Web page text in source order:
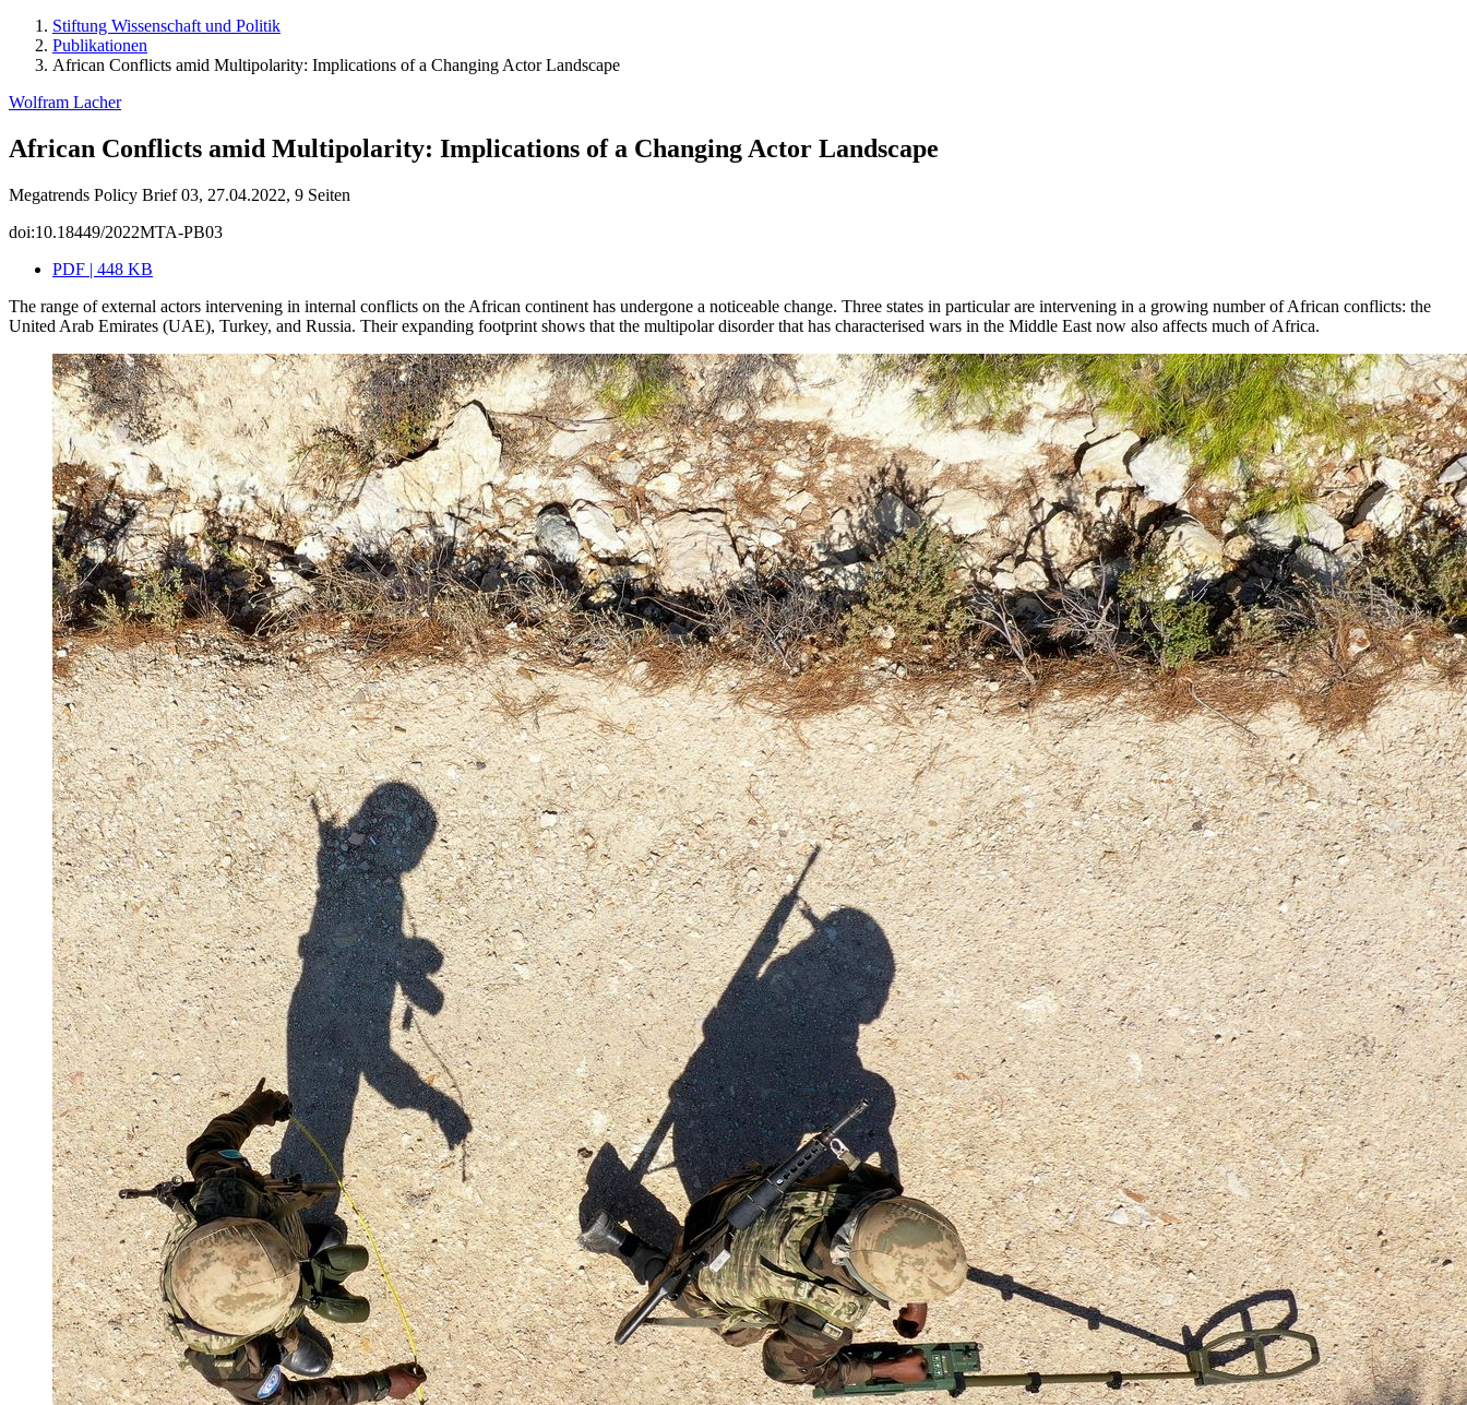
Stiftung Wissenschaft und Politik
Publikationen
African Conflicts amid Multipolarity: Implications of a Changing Actor Landscape
Wolfram Lacher
African Conflicts amid Multipolarity: Implications of a Changing Actor Landscape
Megatrends Policy Brief 03, 27.04.2022, 9 Seiten
doi:10.18449/2022MTA-PB03
PDF | 448 KB
The range of external actors intervening in internal conflicts on the African continent has undergone a noticeable change. Three states in particular are intervening in a growing number of African conflicts: the
United Arab Emirates (UAE), Turkey, and Russia. Their expanding footprint shows that the multipolar disorder that has characterised wars in the Middle East now also affects much of Africa.